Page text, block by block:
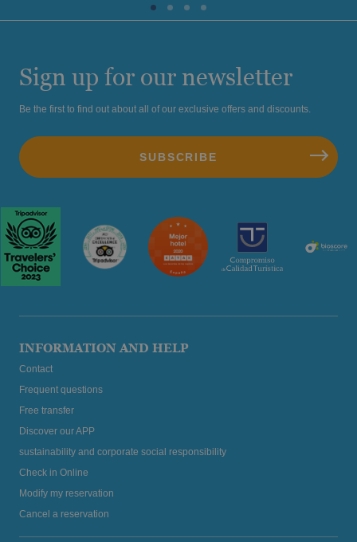
Sign up for our newsletter
Be the first to find out about all of our exclusive offers and discounts.
INFORMATION AND HELP
Contact
Frequent questions
Free transfer
Discover our APP
sustainability and corporate social responsibility
Check in Online
Modify my reservation
Cancel a reservation